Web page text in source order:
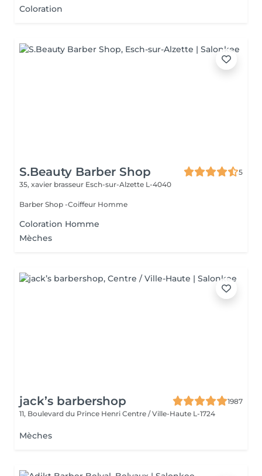
Coloration
S.Beauty Barber Shop
5
35, xavier brasseur Esch-sur-Alzette L-4040
Barber Shop -Coiffeur Homme
Coloration Homme
Mèches
jack’s barbershop
1987
11, Boulevard du Prince Henri Centre / Ville-Haute L-1724
Mèches